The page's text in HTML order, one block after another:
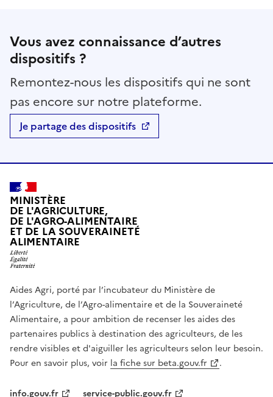
Vous avez connaissance d’autres
dispositifs ?
Remontez-nous les dispositifs qui ne sont
pas encore sur notre plateforme.
Je partage des dispositifs
MINISTÈRE
DE L'AGRICULTURE,
DE L'AGRO-ALIMENTAIRE
ET DE LA SOUVERAINETÉ
ALIMENTAIRE
Aides Agri, porté par l’incubateur du Ministère de
l’Agriculture, de l’Agro-alimentaire et de la Souveraineté
Alimentaire, a pour ambition de recenser les aides des
partenaires publics à destination des agriculteurs, de les
rendre visibles et d'aiguiller les agriculteurs selon leur besoin.
Pour en savoir plus, voir la fiche sur beta.gouv.fr .
info.gouv.fr service-public.gouv.fr